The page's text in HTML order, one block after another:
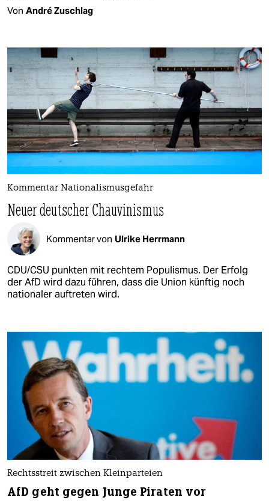
Von André Zuschlag
Kommentar Nationalismusgefahr
Neuer deutscher Chauvinismus
Kommentar von Ulrike Herrmann
CDU/CSU punkten mit rechtem Populismus. Der Erfolg
der AfD wird dazu führen, dass die Union künftig noch
nationaler auftreten wird.
Rechtsstreit zwischen Kleinparteien
AfD geht gegen Junge Piraten vor